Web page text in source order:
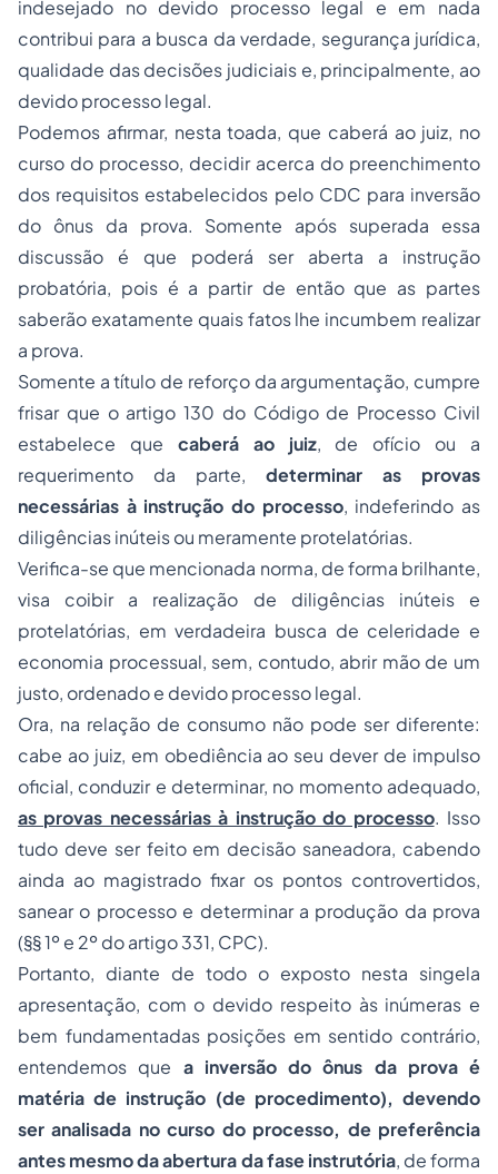
indesejado no devido processo legal e em nada
contribui para a busca da verdade, segurança jurídica,
qualidade das decisões judiciais e, principalmente, ao
devido processo legal.
Podemos afirmar, nesta toada, que caberá ao juiz, no
curso do processo, decidir acerca do preenchimento
dos requisitos estabelecidos pelo CDC para inversão
do ônus da prova. Somente após superada essa
discussão é que poderá ser aberta a instrução
probatória, pois é a partir de então que as partes
saberão exatamente quais fatos lhe incumbem realizar
a prova.
Somente a título de reforço da argumentação, cumpre
frisar que o artigo 130 do Código de Processo Civil
estabelece que caberá ao juiz, de ofício ou a
requerimento da parte, determinar as provas
necessárias à instrução do processo, indeferindo as
diligências inúteis ou meramente protelatórias.
Verifica-se que mencionada norma, de forma brilhante,
visa coibir a realização de diligências inúteis e
protelatórias, em verdadeira busca de celeridade e
economia processual, sem, contudo, abrir mão de um
justo, ordenado e devido processo legal.
Ora, na relação de consumo não pode ser diferente:
cabe ao juiz, em obediência ao seu dever de impulso
oficial, conduzir e determinar, no momento adequado,
as provas necessárias à instrução do processo. Isso
tudo deve ser feito em decisão saneadora, cabendo
ainda ao magistrado fixar os pontos controvertidos,
sanear o processo e determinar a produção da prova
(§§ 1º e 2º do artigo 331, CPC).
Portanto, diante de todo o exposto nesta singela
apresentação, com o devido respeito às inúmeras e
bem fundamentadas posições em sentido contrário,
entendemos que a inversão do ônus da prova é
matéria de instrução (de procedimento), devendo
ser analisada no curso do processo, de preferência
antes mesmo da abertura da fase instrutória, de forma